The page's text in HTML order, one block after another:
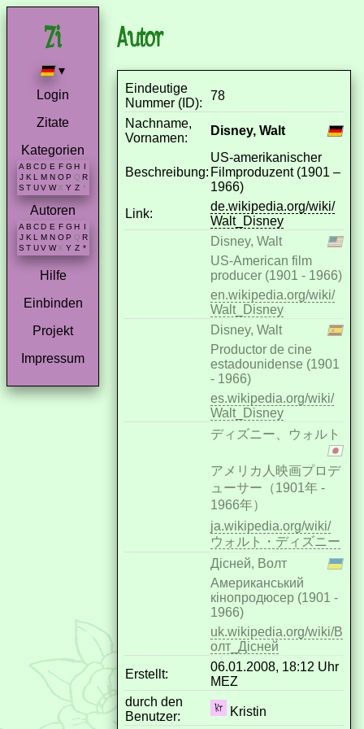
▾
Login
Zitate
Kategorien
A B C D E F G H I
J K L M N O P Q R
S T U V W X Y Z *
Autoren
A B C D E F G H
J K L M N O P Q R
S T U V W X Y Z *
Hilfe
Einbinden
Projekt
Impressum
Autor
Eindeutige
Nummer (ID):
78
Nachname,
Vornamen:
Disney, Walt
Beschreibung:
US-amerikanischer
Filmproduzent (1901 –
1966)
Link:
de.wikipedia.org/wiki/
Walt_Disney
Disney, Walt
US-American film
producer (1901 - 1966)
en.wikipedia.org/wiki/
Walt_Disney
Disney, Walt
Productor de cine
estadounidense (1901
- 1966)
es.wikipedia.org/wiki/
Walt_Disney
ディズニー、ウォルト
アメリカ人映画プロデ
ューサー（1901年 -
1966年）
ja.wikipedia.org/wiki/
ウォルト・ディズニー
Дісней, Волт
Американський
кінопродюсер (1901 -
1966)
uk.wikipedia.org/wiki/В
олт_Дісней
Erstellt:
06.01.2008, 18:12 Uhr
MEZ
durch den
Benutzer:
Kristin